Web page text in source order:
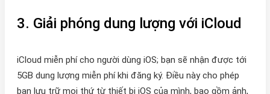
3. Giải phóng dung lượng với iCloud
iCloud miễn phí cho người dùng iOS; bạn sẽ nhận được tới
5GB dung lượng miễn phí khi đăng ký. Điều này cho phép
bạn lưu trữ mọi thứ từ thiết bị iOS của mình, bao gồm ảnh,